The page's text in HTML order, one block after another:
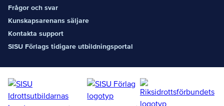
Frågor och svar
Kunskapsarenans säljare
Kontakta support
SISU Förlags tidigare utbildningsportal